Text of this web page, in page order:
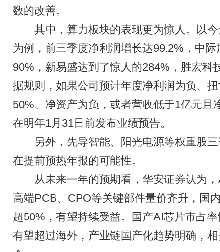
数的改善。
其中，算力板块的表现更为惊人。以今
为例，前三季度净利润增长达99.2%，中
90%，新易盛达到了惊人的284%，胜宏科
据规则，如果公司预计年度净利润为负、
50%、净资产为负，或者营收低于1亿元且
在明年1月31日前发布业绩预告。
另外，先导智能、阳光电源等权重股三
在提前预热年报的可能性。
从未来一年的预期看，华安证券认为，
高端PCB、CPO等关键部件量价齐升，国
超50%，有望持续受益。国产AI芯片市占
有望超过海外，产业链国产化趋势明确，